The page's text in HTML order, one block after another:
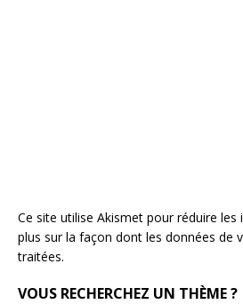
Ce site utilise Akismet pour réduire les
plus sur la façon dont les données de
traitées.
VOUS RECHERCHEZ UN THÈME ?